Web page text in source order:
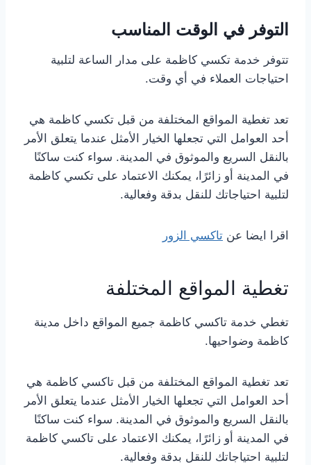
التوفر في الوقت المناسب
تتوفر خدمة تكسي كاظمة على مدار الساعة لتلبية
احتياجات العملاء في أي وقت.
تعد تغطية المواقع المختلفة من قبل تكسي كاظمة هي
أحد العوامل التي تجعلها الخيار الأمثل عندما يتعلق الأمر
بالنقل السريع والموثوق في المدينة. سواء كنت ساكنًا
في المدينة أو زائرًا، يمكنك الاعتماد على تكسي كاظمة
لتلبية احتياجاتك للنقل بدقة وفعالية.
اقرا ايضا عن تاكسي الزور
تغطية المواقع المختلفة
تغطي خدمة تاكسي كاظمة جميع المواقع داخل مدينة
كاظمة وضواحيها.
تعد تغطية المواقع المختلفة من قبل تاكسي كاظمة هي
أحد العوامل التي تجعلها الخيار الأمثل عندما يتعلق الأمر
بالنقل السريع والموثوق في المدينة. سواء كنت ساكنًا
في المدينة أو زائرًا، يمكنك الاعتماد على تاكسي كاظمة
لتلبية احتياجاتك للنقل بدقة وفعالية.